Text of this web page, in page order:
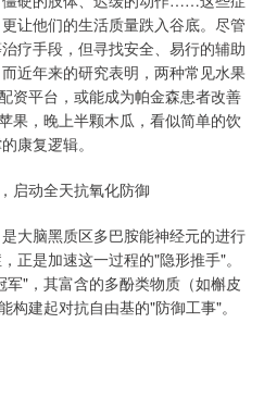
让他们的生活质量跌入谷底。尽管
疗手段，但寻找安全、易行的辅助
近年来的研究表明，两种常见水果
资平台，或能成为帕金森患者改善
，晚上半颗木瓜，看似简单的饮
康复逻辑。
启动全天抗氧化防御
大脑黑质区多巴胺能神经元的进行
正是加速这一过程的"隐形推手"。
"，其富含的多酚类物质（如槲皮
建起对抗自由基的"防御工事"。